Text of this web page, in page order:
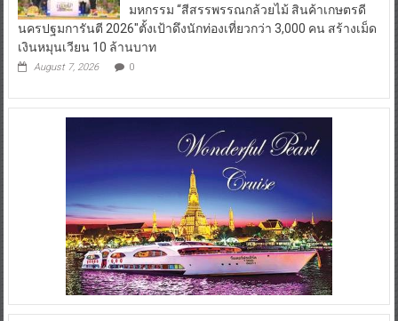
มหกรรม “สีสรรพรรณกล้วยไม้ สินค้าเกษตรดี
นครปฐมการันตี 2026″ตั้งเป้าดึงนักท่องเที่ยวกว่า 3,000 คน สร้างเม็ด
เงินหมุนเวียน 10 ล้านบาท
August 7, 2026 0